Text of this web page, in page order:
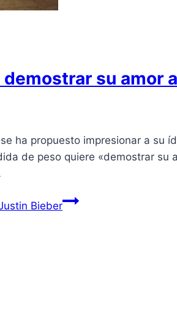
su amor
ha propuesto impresionar a su
de peso quiere «demostrar su
Bieber